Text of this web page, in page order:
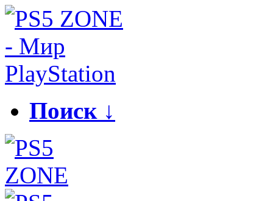
Поиск ↓